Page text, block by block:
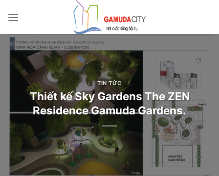
qua
dung
TIN TỨC
Thiết kế Sky Gardens The ZEN
Residence Gamuda Gardens.